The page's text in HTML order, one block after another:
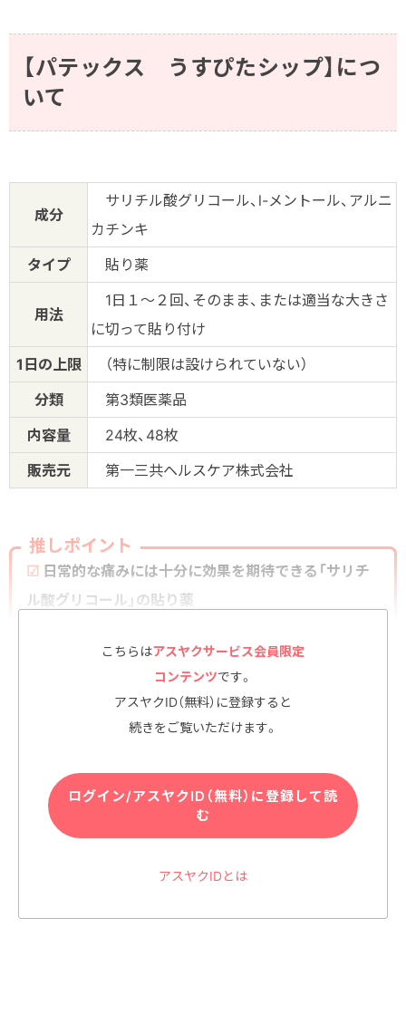
【パテックス うすぴたシップ】につ
いて
成分
サリチル酸グリコール、l-メントール、アルニ
カチンキ
タイプ
貼り薬
用法
1日１～２回、そのまま、または適当な大きさ
に切って貼り付け
1日の上限
（特に制限は設けられていない）
分類
第3類医薬品
内容量
24枚、48枚
販売元
第一三共ヘルスケア株式会社
推しポイント
☑ 日常的な痛みには十分に効果を期待できる「サリチ
ル酸グリコール」の貼り薬
値段が安く、コストパフォーマンスにも優れる
こちらはアスヤクサービス会員限定
コンテンツです。
アスヤクID（無料）に登録すると
続きをご覧いただけます。
ログイン/アスヤクID（無料）に登録して読
む
アスヤクIDとは